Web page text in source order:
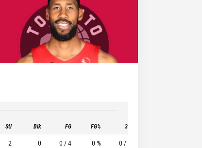
Stl Blk FG FG% 3P
2 0 0 / 4 0 % 0 / 0